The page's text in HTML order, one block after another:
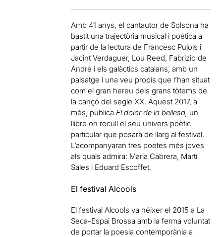
Amb 41 anys, el cantautor de Solsona ha
bastit una trajectòria musical i poètica a
partir de la lectura de Francesc Pujols i
Jacint Verdaguer, Lou Reed, Fabrizio de
Andrè i els galàctics catalans, amb un
paisatge i una veu propis que l’han situat
com el gran hereu dels grans tòtems de
la cançó del segle XX. Aquest 2017, a
més, publicaEl dolor de la bellesa, un
llibre on recull el seu univers poètic
particular que posarà de llarg al festival.
L’acompanyaran tres poetes més joves
als quals admira: Maria Cabrera, Martí
Sales i Eduard Escoffet.
El festival Alcools
El festival Alcools va néixer el 2015 a La
Seca-Espai Brossa amb la ferma voluntat
de portar la poesia contemporània a